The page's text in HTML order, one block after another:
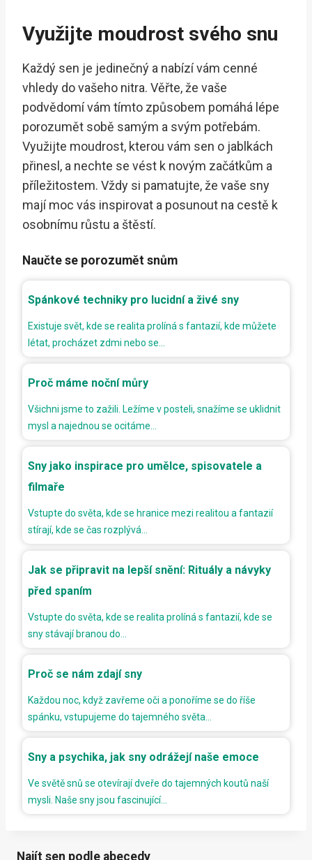
Využijte moudrost svého snu
Každý sen je jedinečný a nabízí vám cenné
vhledy do vašeho nitra. Věřte, že vaše
podvědomí vám tímto způsobem pomáhá lépe
porozumět sobě samým a svým potřebám.
Využijte moudrost, kterou vám sen o jablkách
přinesl, a nechte se vést k novým začátkům a
příležitostem. Vždy si pamatujte, že vaše sny
mají moc vás inspirovat a posunout na cestě k
osobnímu růstu a štěstí.
Naučte se porozumět snům
Spánkové techniky pro lucidní a živé sny
Existuje svět, kde se realita prolíná s fantazií, kde můžete
létat, procházet zdmi nebo se…
Proč máme noční můry
Všichni jsme to zažili. Ležíme v posteli, snažíme se uklidnit
mysl a najednou se ocitáme…
Sny jako inspirace pro umělce, spisovatele a
filmaře
Vstupte do světa, kde se hranice mezi realitou a fantazií
stírají, kde se čas rozplývá…
Jak se připravit na lepší snění: Rituály a návyky
před spaním
Vstupte do světa, kde se realita prolíná s fantazií, kde se
sny stávají branou do…
Proč se nám zdají sny
Každou noc, když zavřeme oči a ponoříme se do říše
spánku, vstupujeme do tajemného světa…
Sny a psychika, jak sny odrážejí naše emoce
Ve světě snů se otevírají dveře do tajemných koutů naší
mysli. Naše sny jsou fascinující…
Najít sen podle abecedy